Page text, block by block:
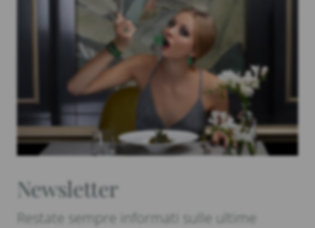
Newsletter
Restate sempre informati sulle ultime